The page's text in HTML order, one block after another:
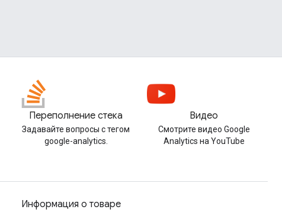
Переполнение стека
Задавайте вопросы с тегом
google-analytics.
Видео
Смотрите видео Google
Analytics на YouTube
Информация о товаре